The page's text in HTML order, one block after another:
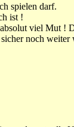
spielen darf.
ist !
viel Mut
noch weiter